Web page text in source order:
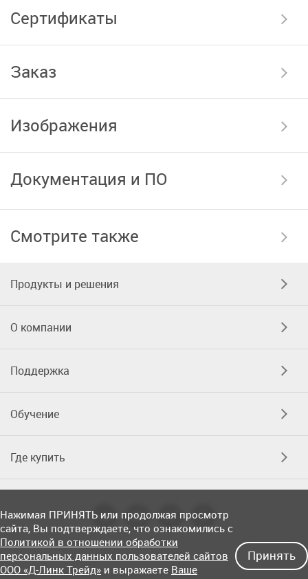
Сертификаты
Заказ
Изображения
Документация и ПО
Смотрите также
Продукты и решения
О компании
Поддержка
Обучение
Где купить
Нажимая ПРИНЯТЬ или продолжая просмотр
сайта, Вы подтверждаете, что ознакомились с
Политикой в отношении обработки
персональных данных пользователей сайтов
ООО «Д-Линк Трейд» и выражаете Ваше
Принять